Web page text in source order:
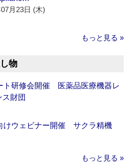
月23日 (木)
もっと見る »
物
ト研修会開催 医薬品医療機器レ
財団
けウェビナー開催 サクラ精機
もっと見る »